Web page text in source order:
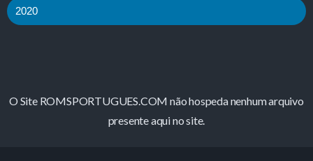
2020
O Site ROMSPORTUGUES.COM não hospeda nenhum arquivo
presente aqui no site.